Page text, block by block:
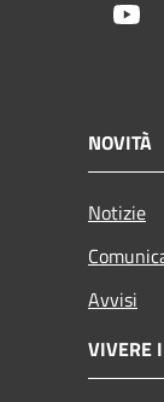
NOVITÀ
Notizie
Avvisi
VIVERE